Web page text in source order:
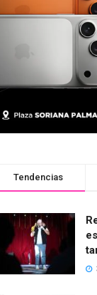
Tendencias